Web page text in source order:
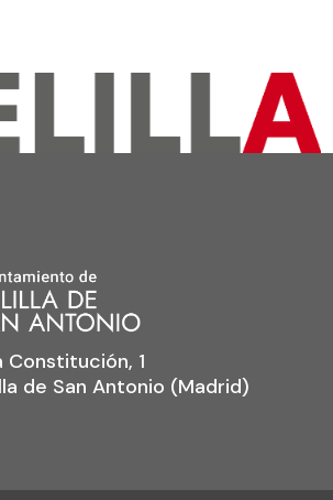
Constitución, 1
de San Antonio (Madrid)